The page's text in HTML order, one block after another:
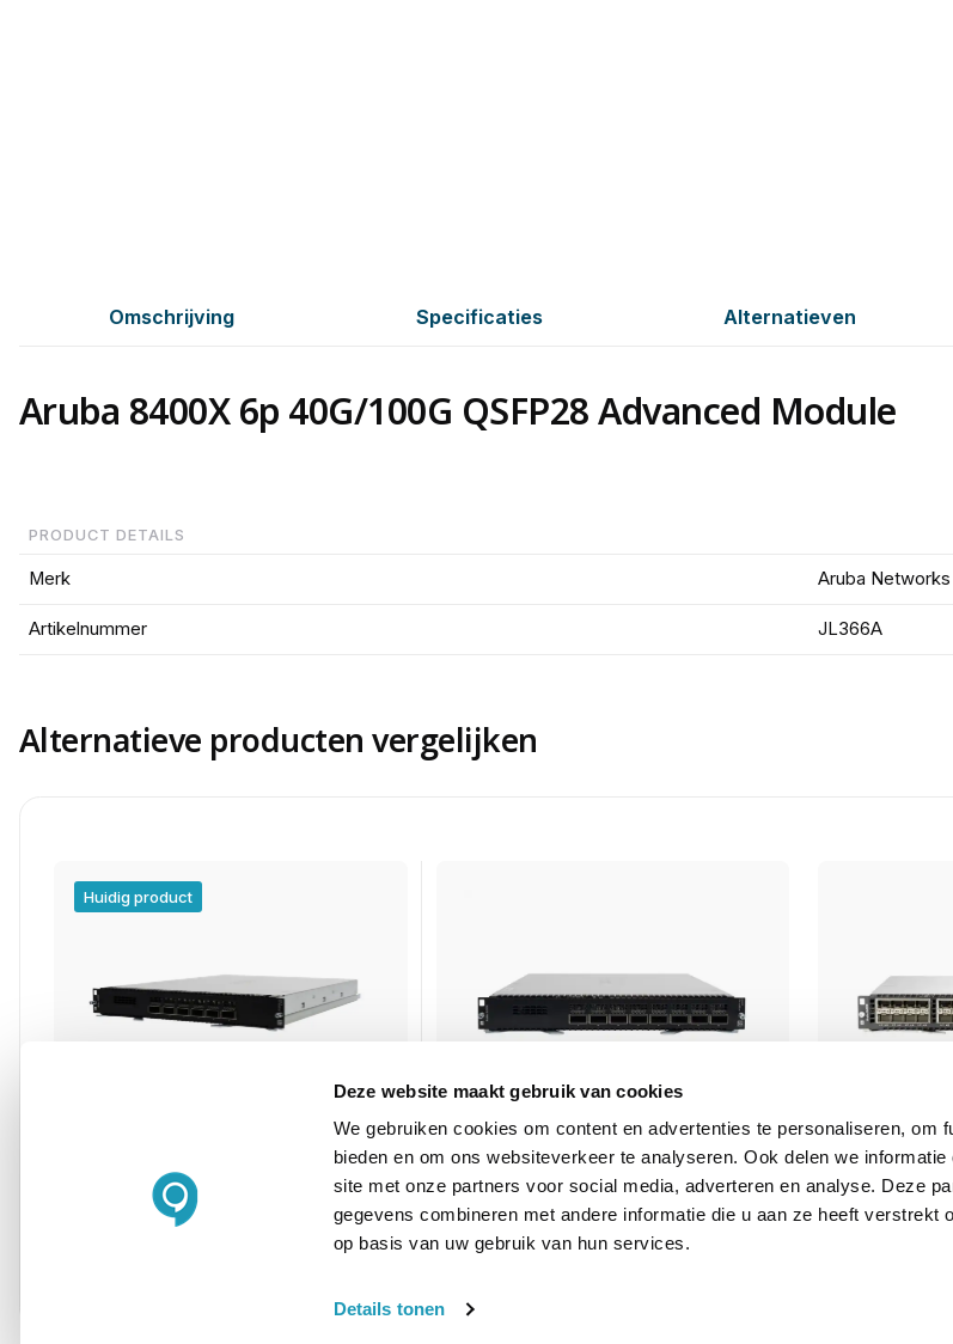
Deze website maakt gebruik van cookies
We gebruiken cookies om content en advertenties te personaliseren, om
bieden en om ons websiteverkeer te analyseren. Ook delen we
site met onze partners voor social media, adverteren en analyse. Deze
gegevens combineren met andere informatie die u aan ze heeft verstrekt
op basis van uw gebruik van hun services.
Details tonen
Omschrijving Specificaties Alternatieven
Aruba 8400X 6p 40G/100G QSFP28 Advanced Module
PRODUCT DETAILS
Merk Aruba Networks
Artikelnummer JL366A
Alternatieve producten vergelijken
Huidig product
Aruba 8400X 6p 40G/100G QSFP28
Advanced Module
Aruba 8400X 8p 40G QSFP+
Advanced Module
Aruba
32-poorts 1/10/